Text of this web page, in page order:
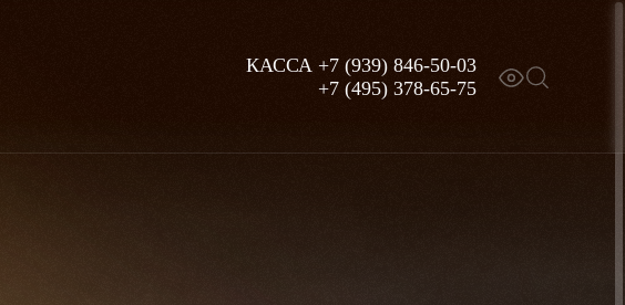
КАССА +7 (939) 846-50-03
+7 (495) 378-65-75